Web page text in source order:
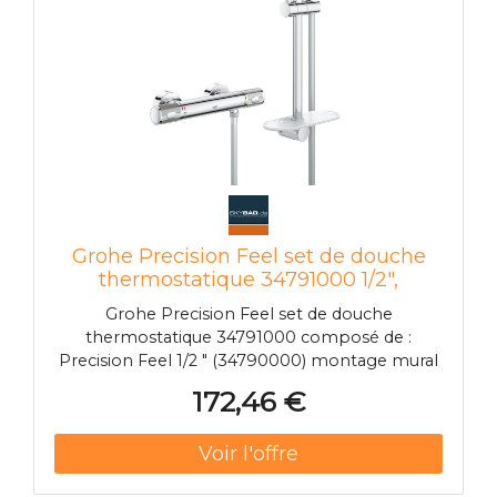
Grohe Precision Feel set de douche
thermostatique 34791000 1/2",
apparent, chromé
Grohe Precision Feel set de douche
thermostatique 34791000 composé de :
Precision Feel 1/2 " (34790000) montage mural
GROHE StarLight Cartouche compacte GROHE
TurboStat avec thermocouple en cire GROHE
ProGrip avec structure moletée Verrouillage de
sécurité GROHE SafeStop à 38°C Poignée de
172,46 €